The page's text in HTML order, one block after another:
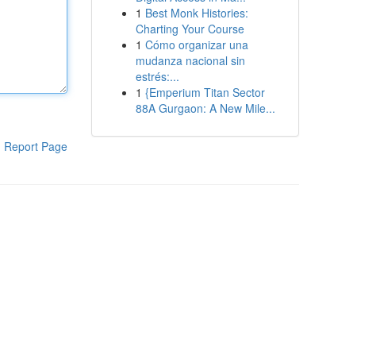
Report Page
1 Best Monk Histories:
Charting Your Course
1 Cómo organizar una
mudanza nacional sin
estrés:...
1 {Emperium Titan Sector
88A Gurgaon: A New Mile...